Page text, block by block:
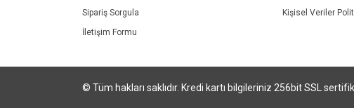
100,83 TL
Sipariş Sorgula
İletişim Formu
Kişisel Veriler
© Tüm hakları saklıdır. Kredi kartı bilgileriniz 256bit SSL